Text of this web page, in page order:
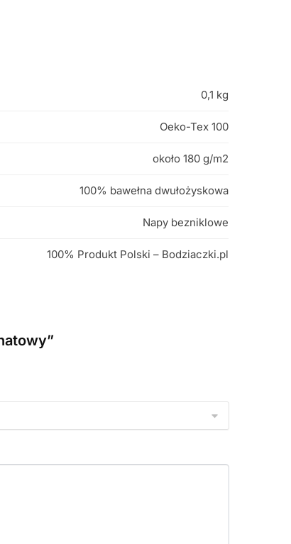
0,1 kg
Oeko-Tex 100
około 180 g/m2
100% bawełna dwułożyskowa
Napy bezniklowe
100% Produkt Polski – Bodziaczki.pl